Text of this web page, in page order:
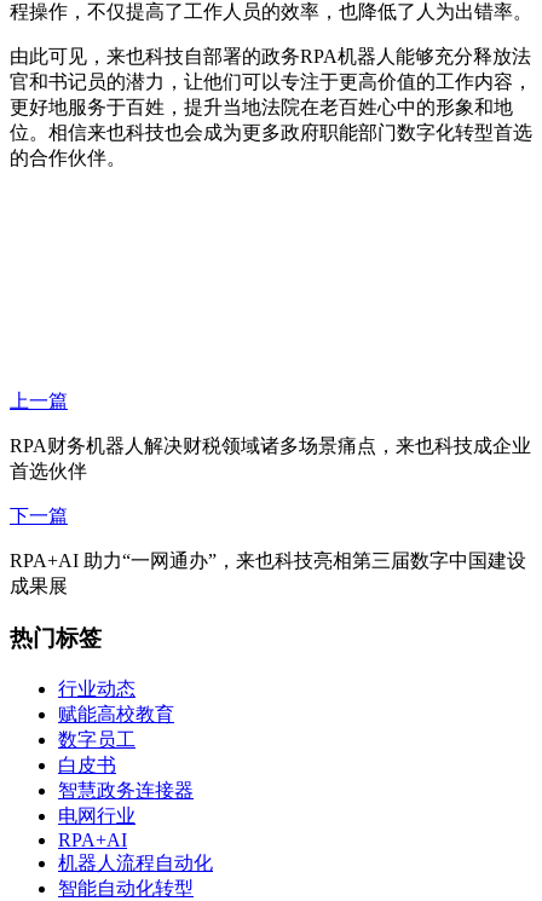
程操作，不仅提高了工作人员的效率，也降低了人为出错率。
由此可见，来也科技自部署的政务RPA机器人能够充分释放法
官和书记员的潜力，让他们可以专注于更高价值的工作内容，
更好地服务于百姓，提升当地法院在老百姓心中的形象和地
位。相信来也科技也会成为更多政府职能部门数字化转型首选
的合作伙伴。
上一篇
RPA财务机器人解决财税领域诸多场景痛点，来也科技成企业
首选伙伴
下一篇
RPA+AI 助力“一网通办”，来也科技亮相第三届数字中国建设
成果展
热门标签
行业动态
赋能高校教育
数字员工
白皮书
智慧政务连接器
电网行业
RPA+AI
机器人流程自动化
智能自动化转型